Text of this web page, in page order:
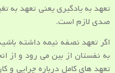
تعهد به یادگیری یعنی تعهد به
صدی لازم است.
اگر تعهد نصفه نیمه داشته
به نفستان از بین می رود و از
تعهد های کامل درباره چرایی و